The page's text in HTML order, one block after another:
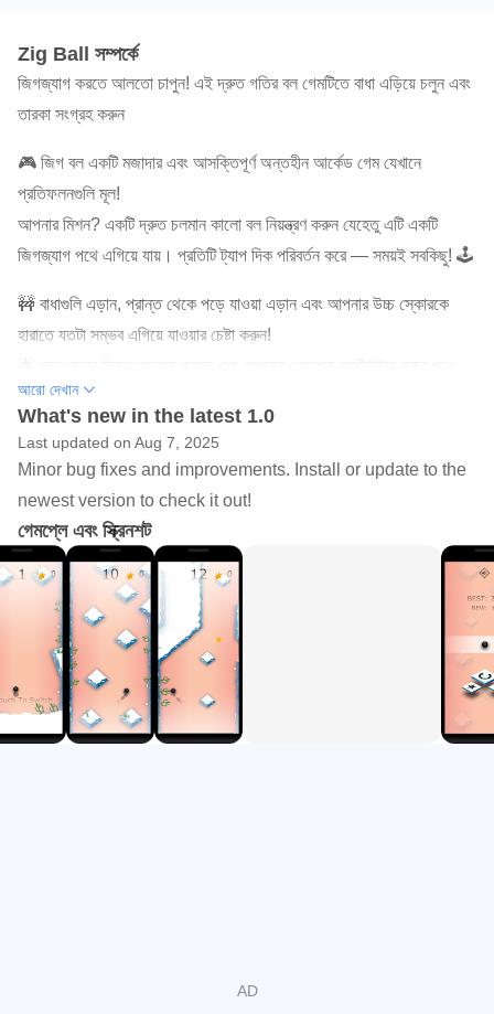
Zig Ball সম্পর্কে
জিগজ্যাগ করতে আলতো চাপুন! এই দ্রুত গতির বল গেমটিতে বাধা এড়িয়ে চলুন এবং
তারকা সংগ্রহ করুন
🎮 জিগ বল একটি মজাদার এবং আসক্তিপূর্ণ অন্তহীন আর্কেড গেম যেখানে
প্রতিফলনগুলি মূল!
আপনার মিশন? একটি দ্রুত চলমান কালো বল নিয়ন্ত্রণ করুন যেহেতু এটি একটি
জিগজ্যাগ পথে এগিয়ে যায়। প্রতিটি ট্যাপ দিক পরিবর্তন করে — সময়ই সবকিছু! 🕹️
🚧 বাধাগুলি এড়ান, প্রান্ত থেকে পড়ে যাওয়া এড়ান এবং আপনার উচ্চ স্কোরকে
হারাতে যতটা সম্ভব এগিয়ে যাওয়ার চেষ্টা করুন!
সমুদ্রের তারা সংগ্রহ করুন। আপনি যত এগিয়ে যাবেন, ততই কঠিন হবে। আপনি
এটা zig মাস্টার লাগে কি আছে?
🔥 বৈশিষ্ট্য:
সহজ এক-স্পর্শ নিয়ন্ত্রণ 👆
সুন্দর আন্ডারওয়াটার-স্টাইল বিশ্ব 🌊
তারা দিয়ে অনন্য বলের স্কিন আনলক করুন ⭐
মসৃণ এবং সন্তোষজনক গেমপ্লে
সর্বোচ্চ স্কোরের জন্য প্রতিযোগিতা করুন 🏆
আরো দেখান
What's new in the latest 1.0
Last updated on Aug 7, 2025
Minor bug fixes and improvements. Install or update to the
newest version to check it out!
গেমপ্লে এবং স্ক্রিনশট